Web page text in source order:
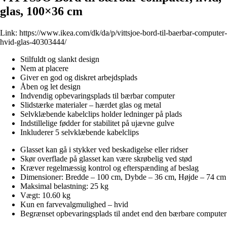
glas, 100×36 cm
Link: https://www.ikea.com/dk/da/p/vittsjoe-bord-til-baerbar-computer-
hvid-glas-40303444/
Stilfuldt og slankt design
Nem at placere
Giver en god og diskret arbejdsplads
Åben og let design
Indvendig opbevaringsplads til bærbar computer
Slidstærke materialer – hærdet glas og metal
Selvklæbende kabelclips holder ledninger på plads
Indstillelige fødder for stabilitet på ujævne gulve
Inkluderer 5 selvklæbende kabelclips
Glasset kan gå i stykker ved beskadigelse eller ridser
Skør overflade på glasset kan være skrøbelig ved stød
Kræver regelmæssig kontrol og efterspænding af beslag
Dimensioner: Bredde – 100 cm, Dybde – 36 cm, Højde – 74 cm
Maksimal belastning: 25 kg
Vægt: 10.60 kg
Kun en farvevalgmulighed – hvid
Begrænset opbevaringsplads til andet end den bærbare computer